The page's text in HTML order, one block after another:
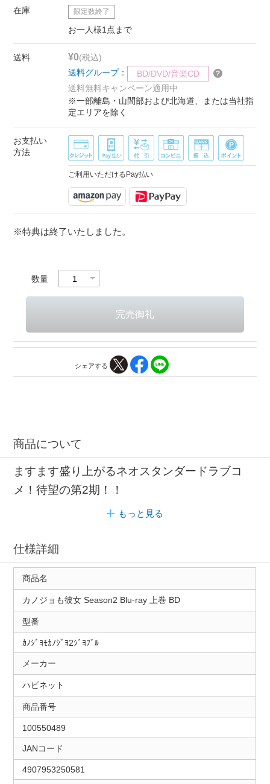
在庫 限定数終了
お一人様1点まで
送料 ¥0(税込)
送料グループ：
BD/DVD/音楽CD
送料無料キャンペーン適用中
※一部離島・山間部および北海道、または当社指
定エリアを除く
お支払い
方法
ご利用いただけるPay払い
※特典は終了いたしました。
数量
シェアする
商品について
ますます盛り上がるネオスタンダードラブコ
メ！待望の第2期！！
もっと見る
仕様詳細
商品名
カノジョも彼女 Season2 Blu-ray 上巻 BD
型番
ｶﾉｼﾞﾖﾓｶﾉｼﾞﾖ2ｼﾞﾖﾌﾞﾙ
メーカー
ハピネット
商品番号
100550489
JANコード
4907953250581